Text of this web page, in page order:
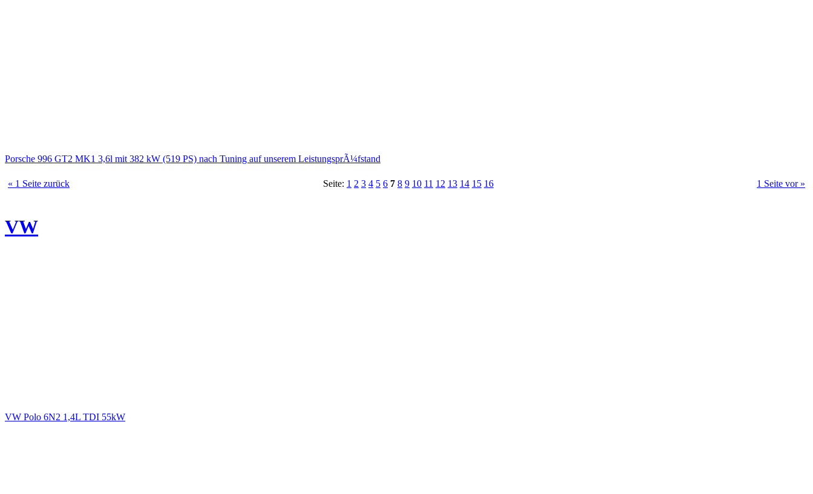
Porsche 996 GT2 MK1 3,6l mit 382 kW (519 PS) nach Tuning auf unserem LeistungsprÃ¼fstand
« 1 Seite zurück Seite: 1 2 3 4 5 6 7 8 9 10 11 12 13 14 15 16 1 Seite vor »
VW
VW Polo 6N2 1,4L TDI 55kW